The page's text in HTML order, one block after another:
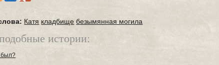
Катя кладбище безымянная могила
истории:
был?